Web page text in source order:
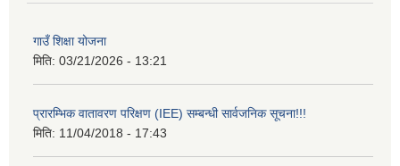
गाउँ शिक्षा योजना
मिति: 03/21/2026 - 13:21
प्रारम्भिक वातावरण परिक्षण (IEE) सम्बन्धी सार्वजनिक सूचना!!!
मिति: 11/04/2018 - 17:43